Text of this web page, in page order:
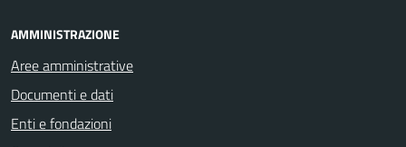
AMMINISTRAZIONE
Aree amministrative
Documenti e dati
Enti e fondazioni